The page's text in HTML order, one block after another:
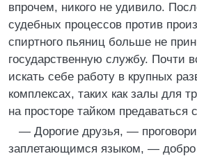
впрочем, никого не удивило.
судебных процессов против
спиртного пьяниц больше не
государственную службу. Почти
искать себе работу в крупных
комплексах, таких как залы для
на просторе тайком предаваться
— Дорогие друзья, —
заплетающимся языком, — добро